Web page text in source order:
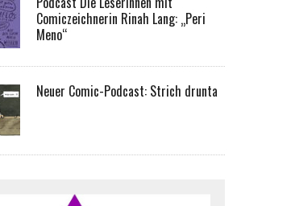
Comiczeichnerin Rinah Lang: „Peri
Meno“
Neuer Comic-Podcast: Strich drunta